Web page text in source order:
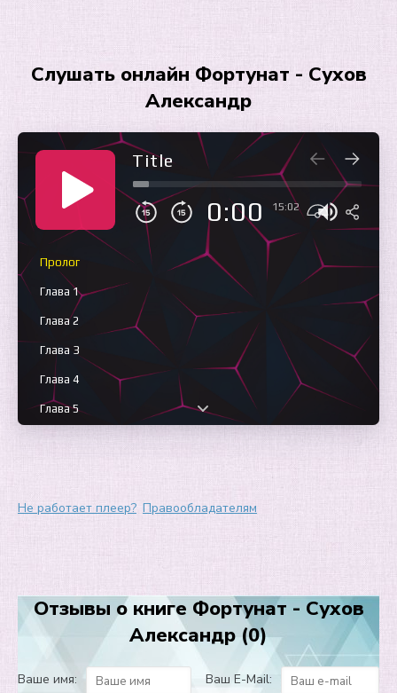
Слушать онлайн Фортунат - Сухов
Александр
Title
0:00 15:02
Пролог
Глава 1
Глава 2
Глава 3
Глава 4
Глава 5
Глава 11
Глава 12
Не работает плеер? Правообладателям
Отзывы о книге Фортунат - Сухов
Александр (0)
Ваше имя: Ваш E-Mail: